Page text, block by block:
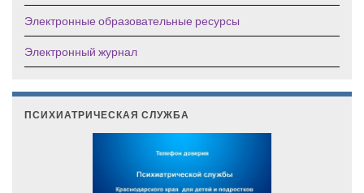
Электронные образовательные ресурсы
Электронный журнал
ПСИХИАТРИЧЕСКАЯ СЛУЖБА